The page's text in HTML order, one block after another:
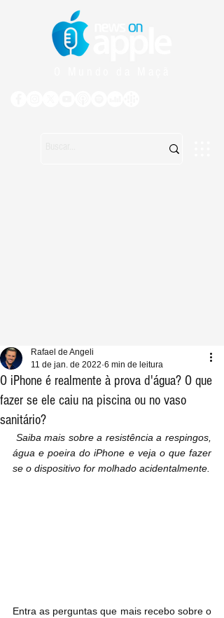
O iPhone é realmente à prova d'água? O que
fazer se ele caiu na piscina ou no vaso
sanitário?
Rafael de Angeli
11 de jan. de 2022 6 min de leitura
água e poeira do iPhone e veja o que fazer
se o dispositivo for molhado acidentalmente.
Entra as perguntas que mais recebo sobre o